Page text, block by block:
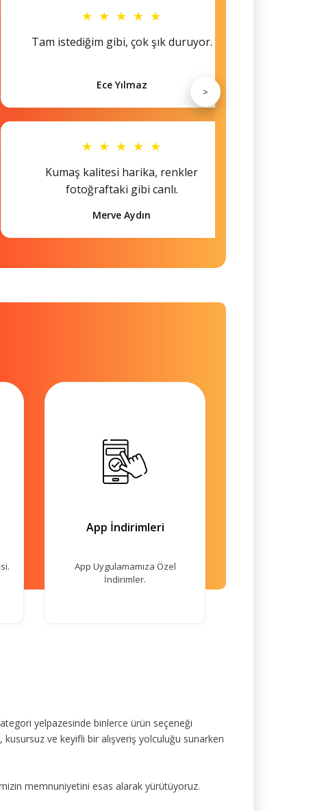
★ ★ ★ ★ ★
Tam istediğim gibi, çok şık duruyor.
Ece Yılmaz
★ ★ ★ ★ ★
Kumaş kalitesi harika, renkler
fotoğraftaki gibi canlı.
Merve Aydın
>
App İndirimleri
App Uygulamamıza Özel
İndirimler.
yelpazesinde binlerce ürün seçeneği
ve keyifli bir alışveriş yolculuğu sunarken
memnuniyetini esas alarak yürütüyoruz.